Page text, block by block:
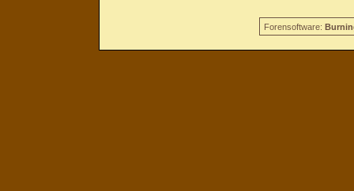
Forensoftware: